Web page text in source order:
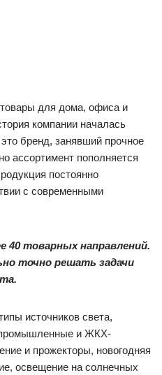
для дома, офиса и
компании началась
бренд, занявший прочное
ассортимент пополняется
постоянно
с современными
40 товарных направлений.
точно решать задачи
источников света,
промышленные и ЖКХ-
и прожекторы, новогодняя
освещение на солнечных